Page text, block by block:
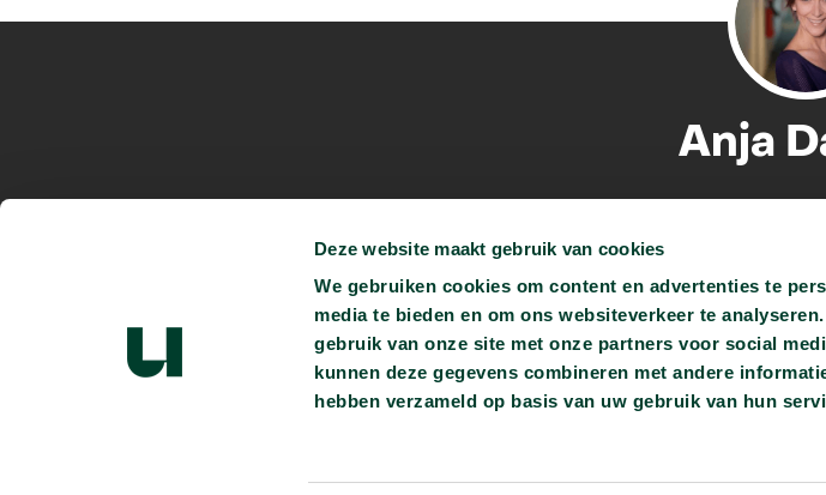
Deze website maakt gebruik van cookies
We gebruiken cookies om content en advertenties te
media te bieden en om ons websiteverkeer te
gebruik van onze site met onze partners voor social
kunnen deze gegevens combineren met andere
hebben verzameld op basis van uw gebruik van hun
Anja
Je kunt ons vinden op:
info@universiteitvanvlaanderen.be